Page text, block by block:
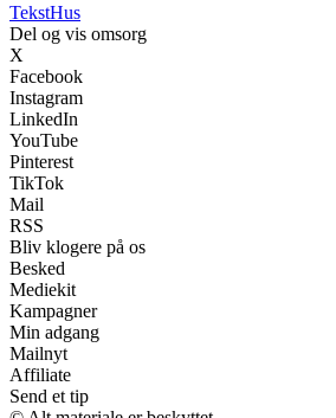
TekstHus
Del og vis omsorg
X
Facebook
Instagram
LinkedIn
YouTube
Pinterest
TikTok
Mail
RSS
Bliv klogere på os
Besked
Mediekit
Kampagner
Min adgang
Mailnyt
Affiliate
Send et tip